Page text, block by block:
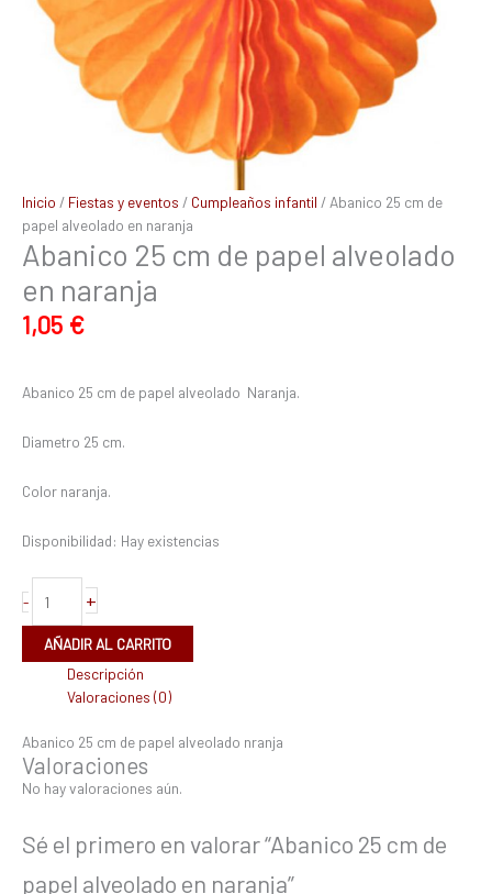
Inicio / Fiestas y eventos / Cumpleaños infantil / Abanico 25 cm de
papel alveolado en naranja
Abanico 25 cm de papel alveolado
en naranja
1,05 €
Abanico 25 cm de papel alveolado Naranja.
Diametro 25 cm.
Color naranja.
Disponibilidad: Hay existencias
- +
AÑADIR AL CARRITO
Descripción
Valoraciones (0)
Abanico 25 cm de papel alveolado nranja
Valoraciones
No hay valoraciones aún.
Sé el primero en valorar “Abanico 25 cm de
papel alveolado en naranja”